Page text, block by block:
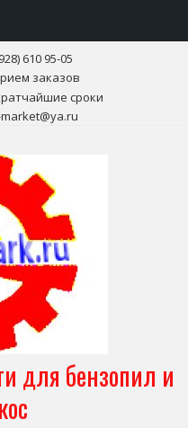
610 95-05
заказов
сроки
для бензопил и